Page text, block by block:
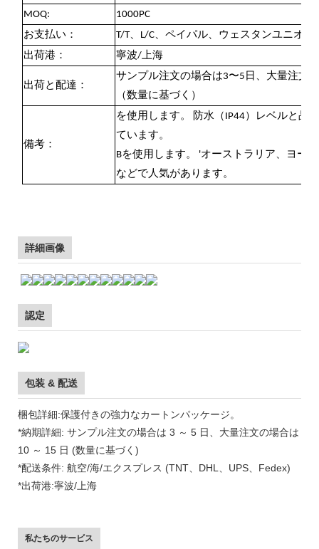
MOQ:
1000PC
お支払い：
T/T、L/C、ペイパル、ウェスタンユニオン
出荷港：
寧波/上海
出荷と配達：
サンプル注文の場合は3〜5日、大量注文
（数量に基づく）
備考：
を使用します。 防水（IP44）レベルと品
ています。
Bを使用します。 'オーストラリア、ヨー
などで人気があります。
詳細画像
認定
包装 & 配送
梱包詳細:保護付きの強力なカートンパッケージ。
*納期詳細: サンプル注文の場合は 3 ～ 5 日、大量注文の場合は
10 ～ 15 日 (数量に基づく)
*配送条件: 航空/海/エクスプレス (TNT、DHL、UPS、Fedex)
*出荷港:寧波/上海
私たちのサービス